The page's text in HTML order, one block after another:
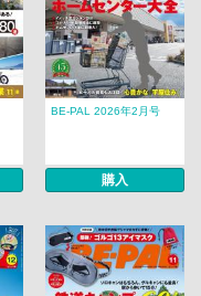
BE-PAL 2026年2月号
購入